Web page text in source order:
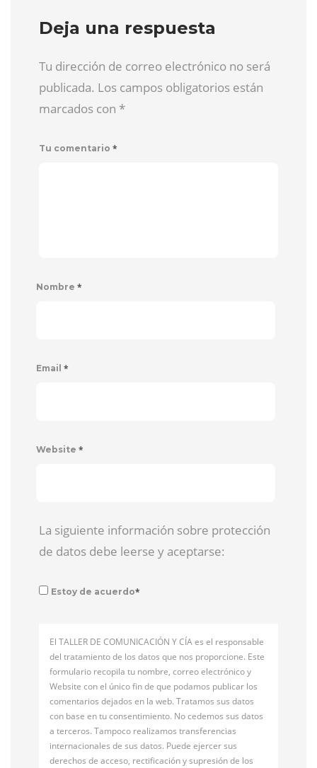
Deja una respuesta
Tu dirección de correo electrónico no será
publicada. Los campos obligatorios están
marcados con *
Tu comentario *
Nombre *
Email *
Website *
La siguiente información sobre protección
de datos debe leerse y aceptarse:
Estoy de acuerdo*
El TALLER DE COMUNICACIÓN Y CÍA es el responsable
del tratamiento de los datos que nos proporcione. Este
formulario recopila tu nombre, correo electrónico y
Website con el único fin de que podamos publicar los
comentarios dejados en la web. Tratamos sus datos
con base en tu consentimiento. No cedemos sus datos
a terceros. Tampoco realizamos transferencias
internacionales de sus datos. Puede ejercer sus
derechos de acceso, rectificación y supresión de los